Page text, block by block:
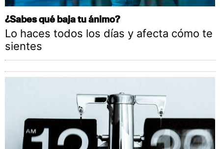
¿Sabes qué baja tu ánimo?
Lo haces todos los días y afecta cómo te
sientes